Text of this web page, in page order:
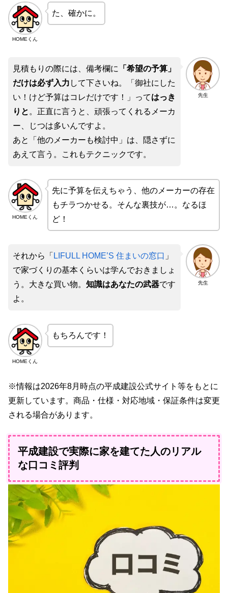
HOMEくん
た、確かに。
先生
見積もりの際には、備考欄に
「希望の予算」
だけは必ず入力 して下さいね。「御社にした
い！けど予算はコレだけです！」ってはっき
りと 。正直に言うと、頑張ってくれるメーカ
ー、じつは多いんですよ。
あと「他のメーカーも検討中」は、隠さずに
あえて言う。これもテクニックです。
HOMEくん
先に予算を伝えちゃう、他のメーカーの存在
もチラつかせる。そんな裏技が…。なるほ
ど！
先生
それから「 LIFULL HOME’S 住まいの窓口 」
で家づくりの基本くらいは学んでおきましょ
う。大きな買い物。 知識はあなたの武器です
よ。
HOMEくん
もちろんです！
※情報は2026年8月時点の平成建設公式サイト等をもとに
更新しています。商品・仕様・対応地域・保証条件は変更
される場合があります。
平成建設で実際に家を建てた人のリアル
な口コミ評判